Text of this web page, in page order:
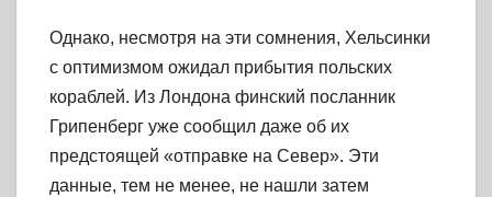
Однако, несмотря на эти сомнения, Хельсинки
с оптимизмом ожидал прибытия польских
кораблей. Из Лондона финский посланник
Грипенберг уже сообщил даже об их
предстоящей «отправке на Север». Эти
данные, тем не менее, не нашли затем